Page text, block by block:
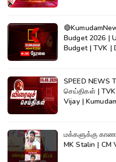
Budget 2026 |
Budget | TVK |
SPEED NEWS
செய்திகள் | TVK
Vijay |
மக்களுக்கு காண
MK Stalin | CM